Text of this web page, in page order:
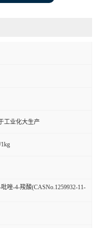
工业化大生产
唑-4-羧酸(CASNo.1259932-11-